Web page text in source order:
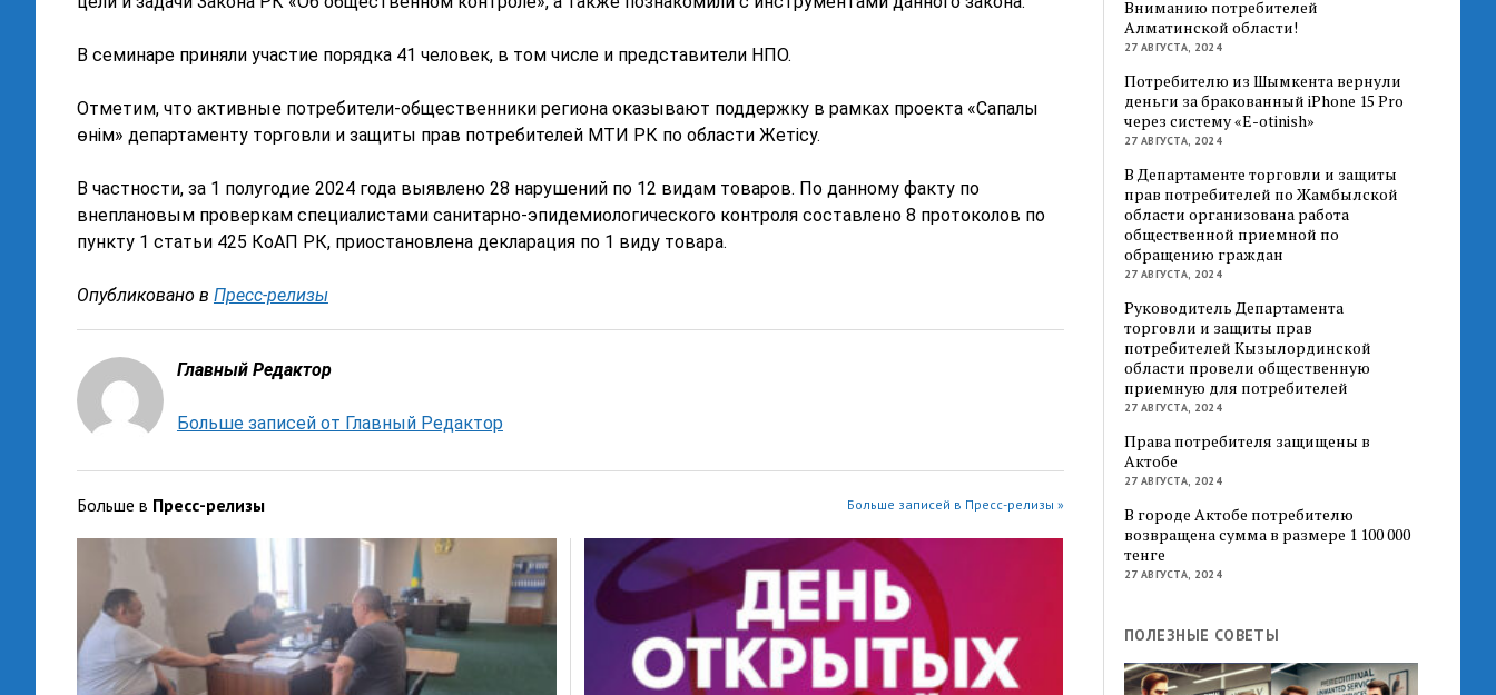
В семинаре приняли участие порядка 41 человек, в том числе и представители НПО.
Отметим, что активные потребители-общественники региона оказывают поддержку в рамках проекта «Сапалы
өнім» департаменту торговли и защиты прав потребителей МТИ РК по области Жетісу.
В частности, за 1 полугодие 2024 года выявлено 28 нарушений по 12 видам товаров. По данному факту по
внеплановым проверкам специалистами санитарно-эпидемиологического контроля составлено 8 протоколов по
пункту 1 статьи 425 КоАП РК, приостановлена декларация по 1 виду товара.
Опубликовано в Пресс-релизы
Главный Редактор
Больше записей от Главный Редактор
Больше в Пресс-релизы Больше записей в Пресс-релизы »
Вниманию потребителей
Алматинской области!
27 АВГУСТА, 2024
Потребителю из Шымкента вернули
деньги за бракованный iPhone 15 Pro
через систему «E-otinish»
27 АВГУСТА, 2024
В Департаменте торговли и защиты
прав потребителей по Жамбылской
области организована работа
общественной приемной по
обращению граждан
27 АВГУСТА, 2024
Руководитель Департамента
торговли и защиты прав
потребителей Кызылординской
области провели общественную
приемную для потребителей
27 АВГУСТА, 2024
Права потребителя защищены в
Актобе
27 АВГУСТА, 2024
В городе Актобе потребителю
возвращена сумма в размере 1 100 000
тенге
27 АВГУСТА, 2024
ПОЛЕЗНЫЕ СОВЕТЫ